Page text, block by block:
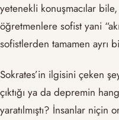
yetenekli konuşmacılar
öğretmenlere sofist yani
sofistlerden tamamen ayrı
Sokrates’in ilgisini çeken
çıktığı ya da depremin
yaratılmıştı? İnsanlar